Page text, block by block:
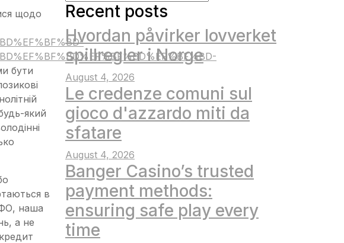
щодо
бути
який
в
наша
а не
Recent posts
Hvordan påvirker lovverket
spillregler i Norge
August 4, 2026
Le credenze comuni sul
gioco d'azzardo miti da
sfatare
August 4, 2026
Banger Casino’s trusted
payment methods:
ensuring safe play every
time